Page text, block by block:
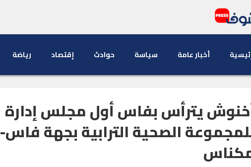
أخبار عامة سياسة حوادث إقتصاد رياضة
يترأس بفاس أول مجلس إدارة
الصحية الترابية بجهة فاس-